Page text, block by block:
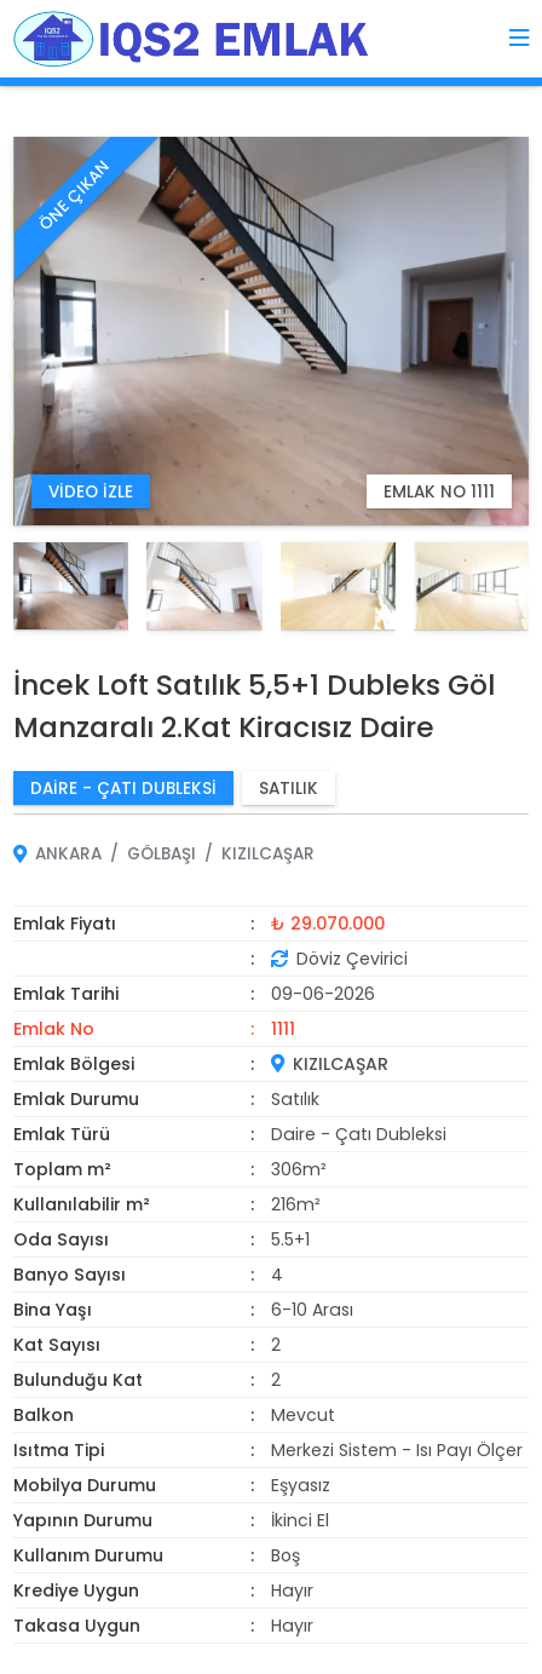
ÖNE ÇIKAN
VIDEO İZLE EMLAK NO 1111
İncek Loft Satılık 5,5+1 Dubleks Göl
Manzaralı 2.Kat Kiracısız Daire
DAIRE - ÇATI DUBLEKSI SATILIK
ANKARA GÖLBAŞI KIZILCAŞAR
Emlak Fiyatı
₺ 29.070.000
Döviz Çevirici
Emlak Tarihi
09-06-2026
Emlak No
1111
Emlak Bölgesi
KIZILCAŞAR
Emlak Durumu
Satılık
Emlak Türü
Daire - Çatı Dubleksi
Toplam m²
306m²
Kullanılabilir m²
216m²
Oda Sayısı
5.5+1
Banyo Sayısı
4
Bina Yaşı
6-10 Arası
Kat Sayısı
2
Bulunduğu Kat
2
Balkon
Mevcut
Isıtma Tipi
Merkezi Sistem - Isı Payı Ölçer
Mobilya Durumu
Eşyasız
Yapının Durumu
İkinci El
Kullanım Durumu
Boş
Krediye Uygun
Hayır
Takasa Uygun
Hayır